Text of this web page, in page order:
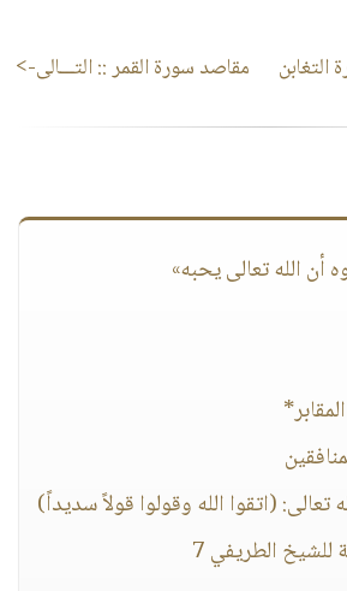
مقاصد سورة القمر:: التـــالى->
الله تعالى يحبه»
(اتقوا الله وقولوا قولاً سديداً)
للشيخ الطريفي 7